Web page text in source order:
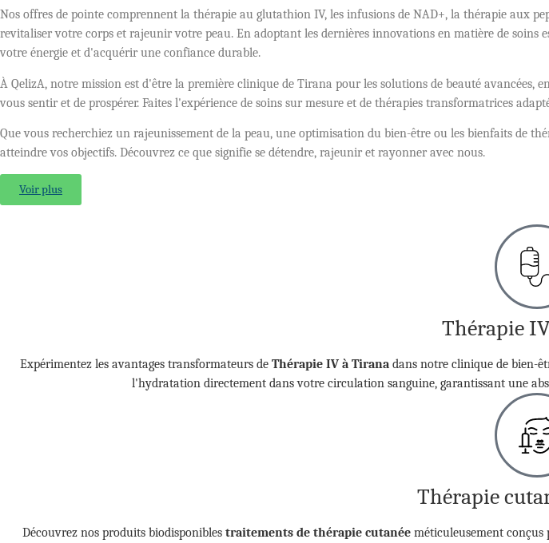
Nos offres de pointe comprennent la thérapie au glutathion IV, les infusions de NAD+, la thérapie aux
revitaliser votre corps et rajeunir votre peau. En adoptant les dernières innovations en matière de
votre énergie et d'acquérir une confiance durable.
À QelizA, notre mission est d'être la première clinique de Tirana pour les solutions de beauté
vous sentir et de prospérer. Faites l'expérience de soins sur mesure et de thérapies transformatrices
Que vous recherchiez un rajeunissement de la peau, une optimisation du bien-être ou les bienfaits de
atteindre vos objectifs. Découvrez ce que signifie se détendre, rajeunir et rayonner avec nous.
Voir plus
Thérapie
Expérimentez les avantages transformateurs de Thérapie IV à Tiranadans notre clinique de bien-
l'hydratation directement dans votre circulation sanguine, garantissant une
Thérapie
Découvrez nos produits biodisponibles traitements de thérapie cutanéeméticuleusement conçus